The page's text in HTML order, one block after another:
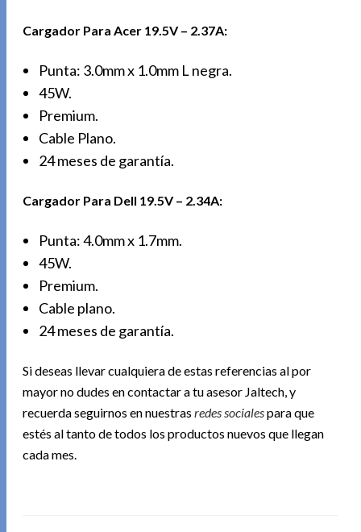
Cargador Para Acer 19.5V – 2.37A:
Punta: 3.0mm x 1.0mm L negra.
45W.
Premium.
Cable Plano.
24 meses de garantía.
Cargador Para Dell 19.5V – 2.34A:
Punta: 4.0mm x 1.7mm.
45W.
Premium.
Cable plano.
24 meses de garantía.
Si deseas llevar cualquiera de estas referencias al por
mayor no dudes en contactar a tu asesor Jaltech, y
recuerda seguirnos en nuestrasredes socialespara que
estés al tanto de todos los productos nuevos que llegan
cada mes.